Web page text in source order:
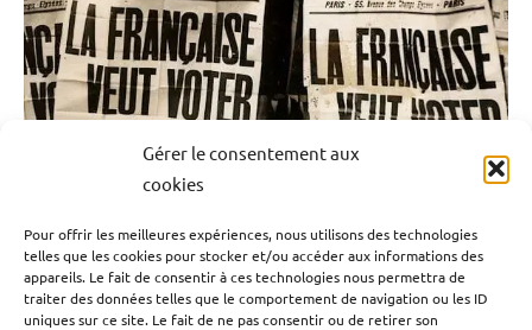
Gérer le consentement aux
cookies
Pour offrir les meilleures expériences, nous utilisons des technologies
telles que les cookies pour stocker et/ou accéder aux informations des
appareils. Le fait de consentir à ces technologies nous permettra de
traiter des données telles que le comportement de navigation ou les ID
uniques sur ce site. Le fait de ne pas consentir ou de retirer son
Guadeloupe
Guyane
Histoire
Politique
Société
conquête historique
21 avril 2025 Emrick Leandre